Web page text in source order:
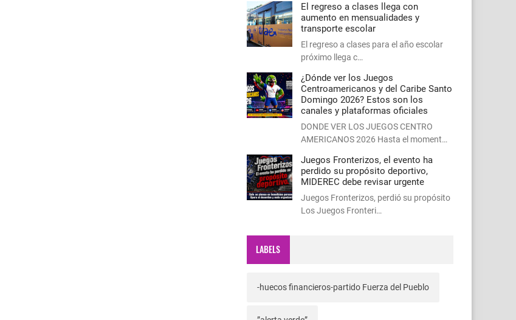
El regreso a clases llega con
aumento en mensualidades y
transporte escolar
El regreso a clases para el año escolar
próximo llega c…
¿Dónde ver los Juegos
Centroamericanos y del Caribe Santo
Domingo 2026? Estos son los
canales y plataformas oficiales
DONDE VER LOS JUEGOS CENTRO
AMERICANOS 2026 Hasta el moment…
Juegos Fronterizos, el evento ha
perdido su propósito deportivo,
MIDEREC debe revisar urgente
Juegos Fronterizos, perdió su propósito
Los Juegos Fronteri…
LABELS
-huecos financieros-partido Fuerza del Pueblo